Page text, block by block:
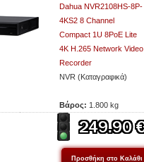
Dahua NVR2108HS-8P-
4KS2 8 Channel
Compact 1U 8PoE Lite
4K H.265 Network Video
Recorder
NVR (Καταγραφικά)
Βάρος: 1.800 kg